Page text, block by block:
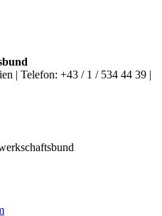
| Telefon: +43 / 1 / 534 44 39 |